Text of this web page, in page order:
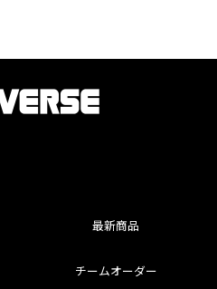
最新商品
チームオーダー